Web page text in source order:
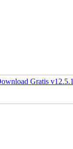
Gratis v12.5.1